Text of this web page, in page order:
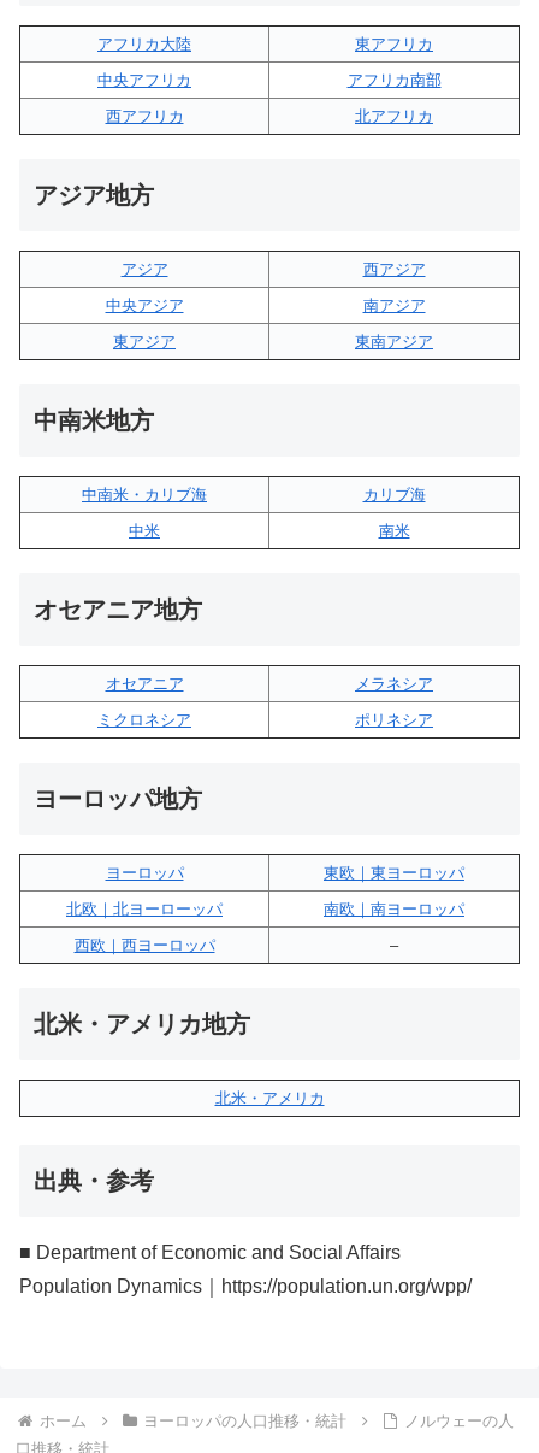
アフリカ大陸
東アフリカ
中央アフリカ
アフリカ南部
西アフリカ
北アフリカ
アジア地方
アジア
西アジア
中央アジア
南アジア
東アジア
東南アジア
中南米地方
中南米・カリブ海
カリブ海
中米
南米
オセアニア地方
オセアニア
メラネシア
ミクロネシア
ポリネシア
ヨーロッパ地方
ヨーロッパ
東欧｜東ヨーロッパ
北欧｜北ヨーローッパ
南欧｜南ヨーロッパ
西欧｜西ヨーロッパ
–
北米・アメリカ地方
北米・アメリカ
出典・参考
■ Department of Economic and Social Affairs
Population Dynamics｜https://population.un.org/wpp/
ホーム ヨーロッパの人口推移・統計
ノルウェーの人
口推移・統計